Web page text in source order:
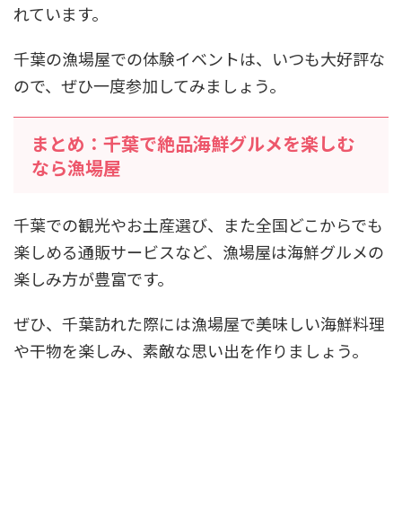
れています。
千葉の漁場屋での体験イベントは、いつも大好評な
ので、ぜひ一度参加してみましょう。
まとめ：千葉で絶品海鮮グルメを楽しむ
なら漁場屋
千葉での観光やお土産選び、また全国どこからでも
楽しめる通販サービスなど、漁場屋は海鮮グルメの
楽しみ方が豊富です。
ぜひ、千葉訪れた際には漁場屋で美味しい海鮮料理
や干物を楽しみ、素敵な思い出を作りましょう。